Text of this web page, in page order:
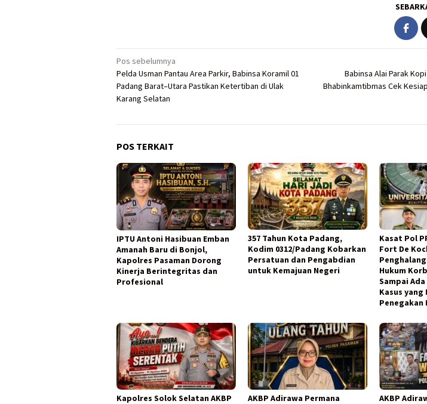
Navigasi
pos
Pos sebelumnya
Pelda Usman Pantau Area Parkir, Babinsa Koramil 01
Padang Barat–Utara Pastikan Ketertiban di Ulak
Karang Selatan
Babinsa Alai Parak
Bhabinkamtibmas Cek
POS TERKAIT
IPTU Antoni Hasibuan Emban
Amanah Baru di Bonjol,
Kapolres Pasaman Dorong
Kinerja Berintegritas dan
Profesional
357 Tahun Kota Padang,
Kodim 0312/Padang Kobarkan
Persatuan dan Pengabdian
untuk Kemajuan Negeri
Kasat Pol
Fort De
Hukum
Sampai
Kasus
Penegakan
Kapolres Solok Selatan AKBP
AKBP Adirawa Permana
AKBP